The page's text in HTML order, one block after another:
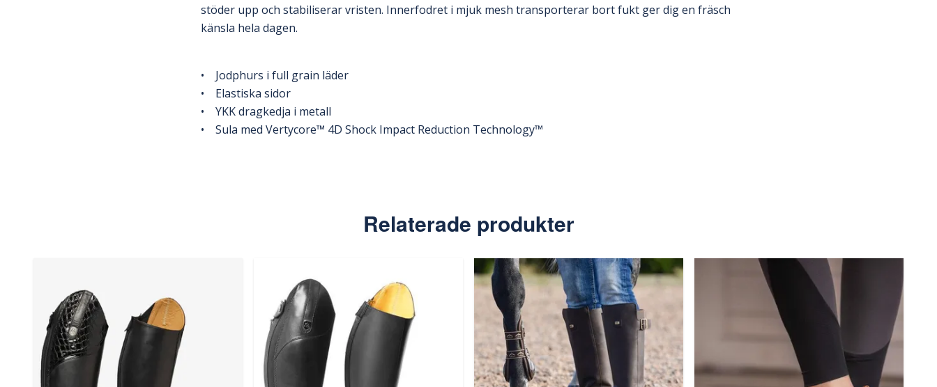
stöder upp och stabiliserar vristen. Innerfodret i mjuk mesh transporterar bort fukt ger dig en fräsch
känsla hela dagen.
• Jodphurs i full grain läder
• Elastiska sidor
• YKK dragkedja i metall
• Sula med Vertycore™ 4D Shock Impact Reduction Technology™
Relaterade produkter